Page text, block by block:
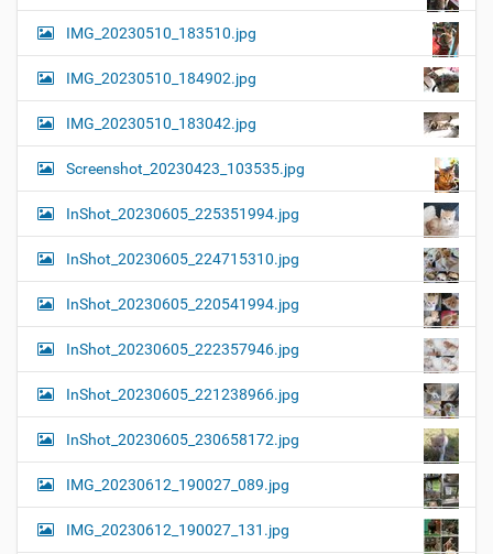
IMG_20230510_183510.jpg
IMG_20230510_184902.jpg
IMG_20230510_183042.jpg
Screenshot_20230423_103535.jpg
InShot_20230605_225351994.jpg
InShot_20230605_224715310.jpg
InShot_20230605_220541994.jpg
InShot_20230605_222357946.jpg
InShot_20230605_221238966.jpg
InShot_20230605_230658172.jpg
IMG_20230612_190027_089.jpg
IMG_20230612_190027_131.jpg